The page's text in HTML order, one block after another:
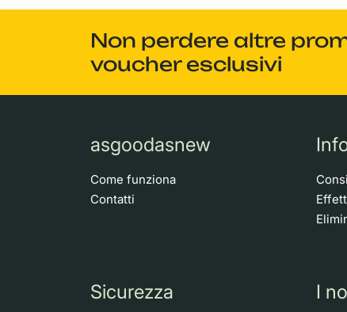
Non perdere altre
voucher esclusivi
asgoodasnew
Come funziona
Contatti
Sicurezza I